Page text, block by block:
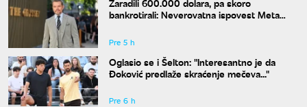
Zaradili 600.000 dolara, pa skoro
bankrotirali: Neverovatna ispovest Meta
Pre 5 h
Oglasio se i Šelton: "Interesantno je da
Đoković predlaže skraćenje mečeva..."
Pre 6 h